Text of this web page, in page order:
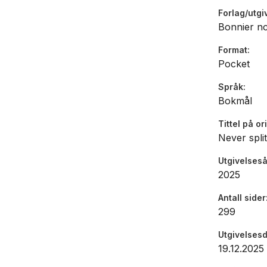
Han leder
Forlag/
Bonnier
Format
Pocket
Språk
Bokmål
Tittel på
Never
2025
Antall sider
299
19.12.2025